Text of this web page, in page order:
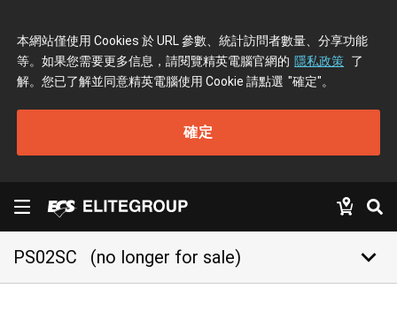
本網站僅使用 Cookies 於 URL 參數、統計訪問者數量、分享功能
等。如果您需要更多信息，請閱覽精英電腦官網的 隱私政策 了
解。您已了解並同意精英電腦使用 Cookie 請點選 "確定"。
確定
PS02SC (no longer for sale) keyboard_arrow_down